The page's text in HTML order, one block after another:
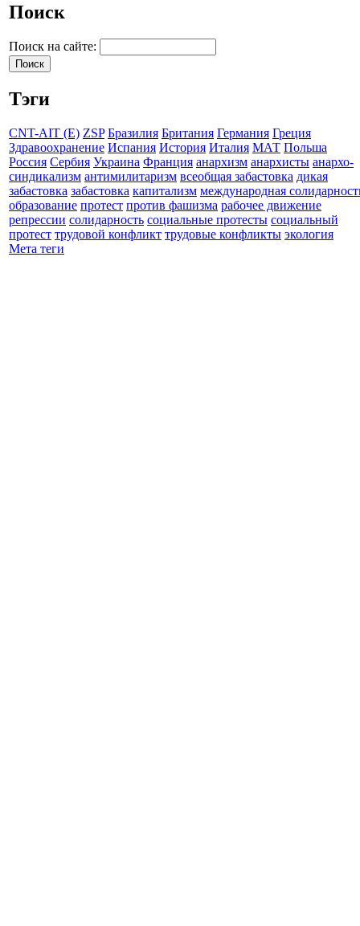
Поиск
Поиск на сайте:
Тэги
CNT-AIT (E) ZSP Бразилия Британия Германия Греция
Здравоохранение Испания История Италия МАТ Польша
Россия Сербия Украина Франция анархизм анархисты анархо-
синдикализм антимилитаризм всеобщая забастовка дикая
забастовка забастовка капитализм международная
образование протест против фашизма рабочее движение
репрессии солидарность социальные протесты социальный
протест трудовой конфликт трудовые конфликты экология
Мета теги